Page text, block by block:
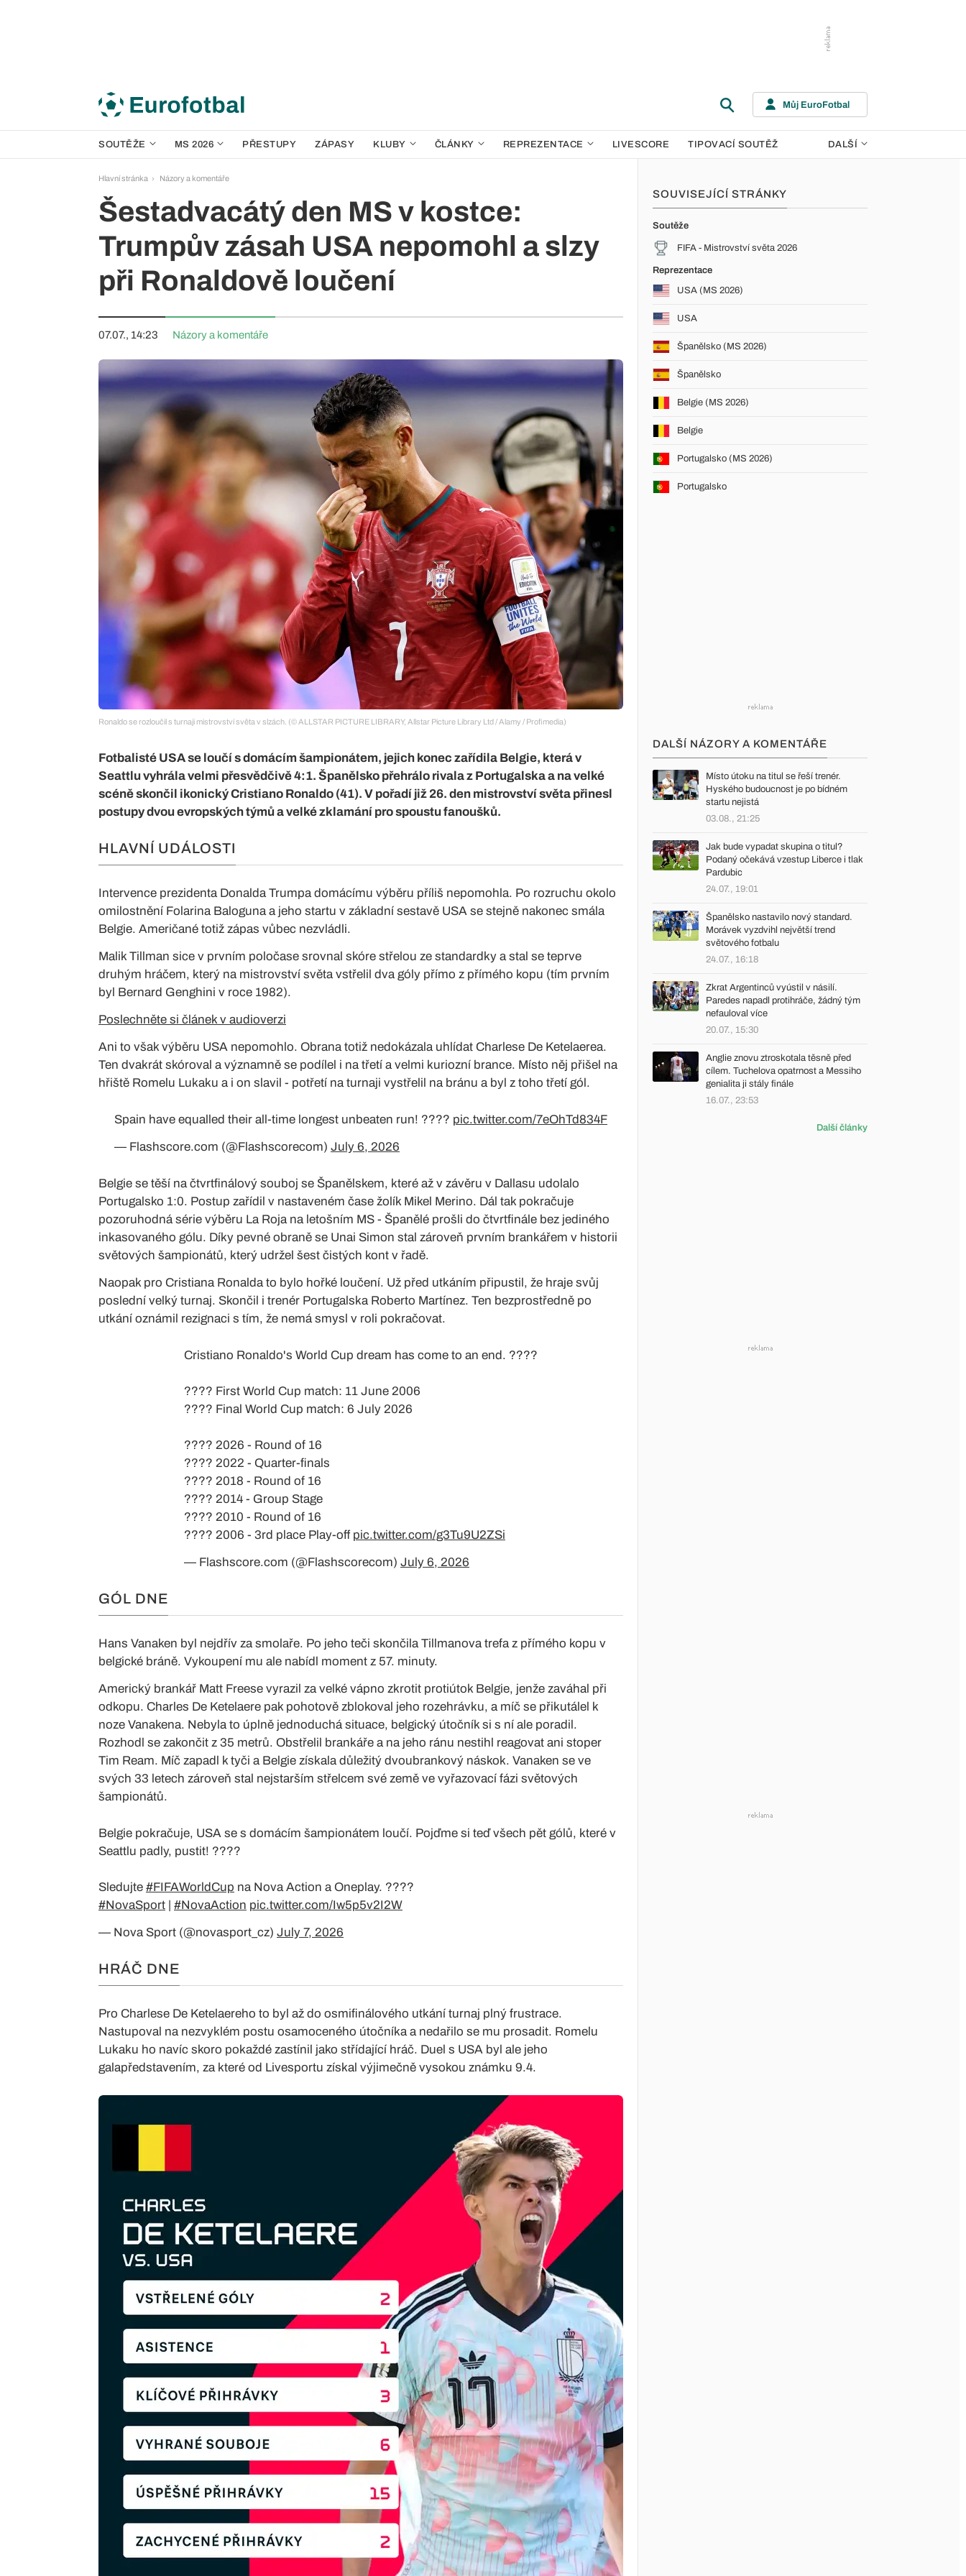
Můj EuroFotbal
SOUTĚŽE MS 2026 PŘESTUPY ZÁPASY KLUBY ČLÁNKY REPREZENTACE LIVESCORE TIPOVACÍ SOUTĚŽ DALŠÍ
Hlavní stránka Názory a komentáře
Šestadvacátý den MS v kostce:
Trumpův zásah USA nepomohl a slzy
při Ronaldově loučení
07.07., 14:23 Názory a komentáře
Ronaldo se rozloučil s turnaji mistrovství světa v slzách. (© ALLSTAR PICTURE LIBRARY, Allstar Picture Library Ltd / Alamy / Profimedia)
Fotbalisté USA se loučí s domácím šampionátem, jejich konec zařídila Belgie, která v
Seattlu vyhrála velmi přesvědčivě 4:1. Španělsko přehrálo rivala z Portugalska a na velké
scéně skončil ikonický Cristiano Ronaldo (41). V pořadí již 26. den mistrovství světa přinesl
postupy dvou evropských týmů a velké zklamání pro spoustu fanoušků.
HLAVNÍ UDÁLOSTI
Intervence prezidenta Donalda Trumpa domácímu výběru příliš nepomohla. Po rozruchu okolo
omilostnění Folarina Baloguna a jeho startu v základní sestavě USA se stejně nakonec smála
Belgie. Američané totiž zápas vůbec nezvládli.
Malik Tillman sice v prvním poločase srovnal skóre střelou ze standardky a stal se teprve
druhým hráčem, který na mistrovství světa vstřelil dva góly přímo z přímého kopu (tím prvním
byl Bernard Genghini v roce 1982).
Poslechněte si článek v audioverzi
Ani to však výběru USA nepomohlo. Obrana totiž nedokázala uhlídat Charlese De Ketelaerea.
Ten dvakrát skóroval a významně se podílel i na třetí a velmi kuriozní brance. Místo něj přišel na
hřiště Romelu Lukaku a i on slavil - potřetí na turnaji vystřelil na bránu a byl z toho třetí gól.
Spain have equalled their all-time longest unbeaten run! ????️ pic.twitter.com/7eOhTd834F
— Flashscore.com (@Flashscorecom) July 6, 2026
Belgie se těší na čtvrtfinálový souboj se Španělskem, které až v závěru v Dallasu udolalo
Portugalsko 1:0. Postup zařídil v nastaveném čase žolík Mikel Merino. Dál tak pokračuje
pozoruhodná série výběru La Roja na letošním MS - Španělé prošli do čtvrtfinále bez jediného
inkasovaného gólu. Díky pevné obraně se Unai Simon stal zároveň prvním brankářem v historii
světových šampionátů, který udržel šest čistých kont v řadě.
Naopak pro Cristiana Ronalda to bylo hořké loučení. Už před utkáním připustil, že hraje svůj
poslední velký turnaj. Skončil i trenér Portugalska Roberto Martínez. Ten bezprostředně po
utkání oznámil rezignaci s tím, že nemá smysl v roli pokračovat.
Cristiano Ronaldo's World Cup dream has come to an end. ????
???? First World Cup match: 11 June 2006
???? Final World Cup match: 6 July 2026
???? 2026 - Round of 16
???? 2022 - Quarter-finals
???? 2018 - Round of 16
???? 2014 - Group Stage
???? 2010 - Round of 16
???? 2006 - 3rd place Play-off pic.twitter.com/g3Tu9U2ZSi
— Flashscore.com (@Flashscorecom) July 6, 2026
GÓL DNE
Hans Vanaken byl nejdřív za smolaře. Po jeho teči skončila Tillmanova trefa z přímého kopu v
belgické bráně. Vykoupení mu ale nabídl moment z 57. minuty.
Americký brankář Matt Freese vyrazil za velké vápno zkrotit protiútok Belgie, jenže zaváhal při
odkopu. Charles De Ketelaere pak pohotově zblokoval jeho rozehrávku, a míč se přikutálel k
noze Vanakena. Nebyla to úplně jednoduchá situace, belgický útočník si s ní ale poradil.
Rozhodl se zakončit z 35 metrů. Obstřelil brankáře a na jeho ránu nestihl reagovat ani stoper
Tim Ream. Míč zapadl k tyči a Belgie získala důležitý dvoubrankový náskok. Vanaken se ve
svých 33 letech zároveň stal nejstarším střelcem své země ve vyřazovací fázi světových
šampionátů.
Belgie pokračuje, USA se s domácím šampionátem loučí. Pojďme si teď všech pět gólů, které v
Seattlu padly, pustit! ????
Sledujte #FIFAWorldCup na Nova Action a Oneplay. ????
#NovaSport | #NovaAction pic.twitter.com/Iw5p5v2I2W
— Nova Sport (@novasport_cz) July 7, 2026
HRÁČ DNE
Pro Charlese De Ketelaereho to byl až do osmifinálového utkání turnaj plný frustrace.
Nastupoval na nezvyklém postu osamoceného útočníka a nedařilo se mu prosadit. Romelu
Lukaku ho navíc skoro pokaždé zastínil jako střídající hráč. Duel s USA byl ale jeho
galapředstavením, za které od Livesportu získal výjimečně vysokou známku 9.4.
SOUVISEJÍCÍ STRÁNKY
Soutěže
FIFA - Mistrovství světa 2026
Reprezentace
USA (MS 2026)
USA
Španělsko (MS 2026)
Španělsko
Belgie (MS 2026)
Belgie
Portugalsko (MS 2026)
Portugalsko
DALŠÍ NÁZORY A KOMENTÁŘE
Místo útoku na titul se řeší trenér.
Hyského budoucnost je po bídném
startu nejistá
03.08., 21:25
Jak bude vypadat skupina o titul?
Podaný očekává vzestup Liberce i tlak
Pardubic
24.07., 19:01
Španělsko nastavilo nový standard.
Morávek vyzdvihl největší trend
světového fotbalu
24.07., 16:18
Zkrat Argentinců vyústil v násilí.
Paredes napadl protihráče, žádný tým
nefauloval více
20.07., 15:30
Anglie znovu ztroskotala těsně před
cílem. Tuchelova opatrnost a Messiho
genialita ji stály finále
16.07., 23:53
Další články